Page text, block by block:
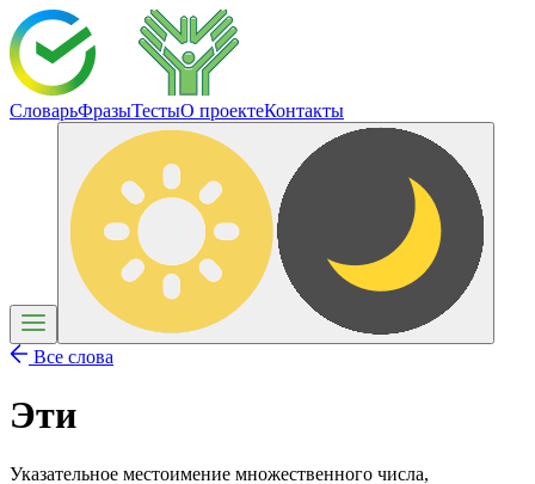
СловарьФразыТестыО проектеКонтакты
Все слова
Эти
Указательное местоимение множественного числа,